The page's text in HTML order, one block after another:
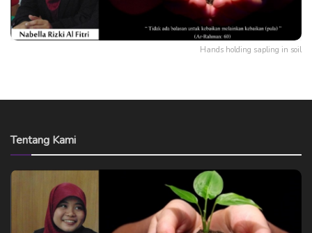
Hands holding sapling in soil
Tentang Kami